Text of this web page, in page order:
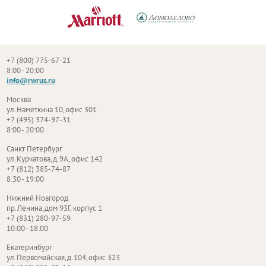
+7 (800) 775-67-21
8:00 - 20:00
info@rwrus.ru
Москва
ул. Наметкина 10, офис 301
+7 (495) 374-97-31
8:00 - 20:00
Санкт Петербург
ул. Курчатова, д. 9А, офис 142
+7 (812) 385-74-87
8:30 - 19:00
Нижний Новгород
пр. Ленина, дом 93Г, корпус 1
+7 (831) 280-97-59
10:00 - 18:00
Екатеринбург
ул. Первомайская, д. 104, офис 323